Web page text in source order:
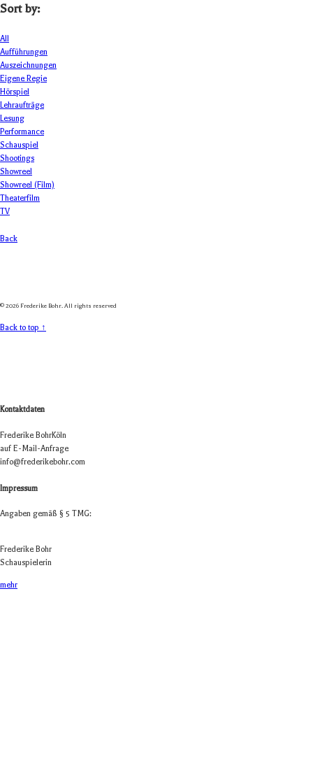
Sort by:
All
Aufführungen
Auszeichnungen
Eigene Regie
Hörspiel
Lehraufträge
Lesung
Performance
Schauspiel
Shootings
Showreel
Showreel (Film)
Theaterfilm
TV
Back
© 2026 Frederike Bohr. All rights reserved
Back to top ↑
Kontaktdaten
Fre­de­rike BohrKöln
auf E-Mail-Anfrage
info@frederikebohr.com
Impressum
Anga­ben gemäß § 5 TMG:
Fre­de­rike Bohr
Schauspielerin
mehr